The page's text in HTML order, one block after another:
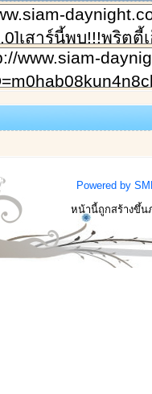
Powered by
หน้านี้ถูกสร้างขึ้น